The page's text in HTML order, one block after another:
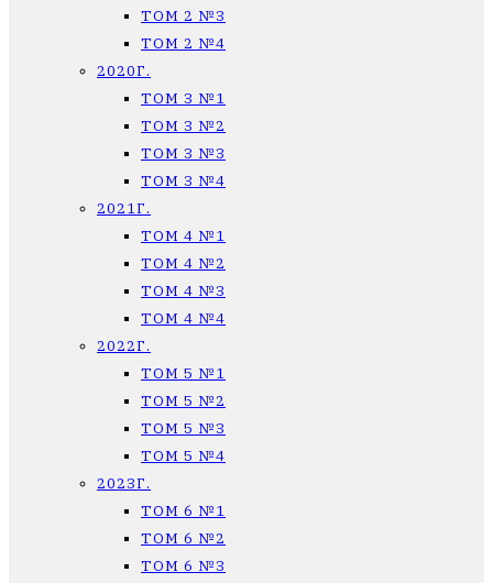
ТОМ 2 №3
ТОМ 2 №4
2020Г.
ТОМ 3 №1
ТОМ 3 №2
ТОМ 3 №3
ТОМ 3 №4
2021Г.
ТОМ 4 №1
ТОМ 4 №2
ТОМ 4 №3
ТОМ 4 №4
2022Г.
ТОМ 5 №1
ТОМ 5 №2
ТОМ 5 №3
ТОМ 5 №4
2023Г.
ТОМ 6 №1
ТОМ 6 №2
ТОМ 6 №3